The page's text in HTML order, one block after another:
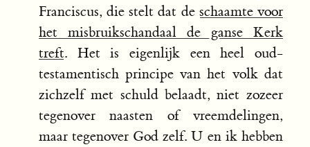
Franciscus, die stelt dat de schaamte voor
het misbruikschandaal de ganse Kerk
treft. Het is eigenlijk een heel oud-
testamentisch principe van het volk dat
zichzelf met schuld belaadt, niet zozeer
tegenover naasten of vreemdelingen,
maar tegenover God zelf. U en ik hebben